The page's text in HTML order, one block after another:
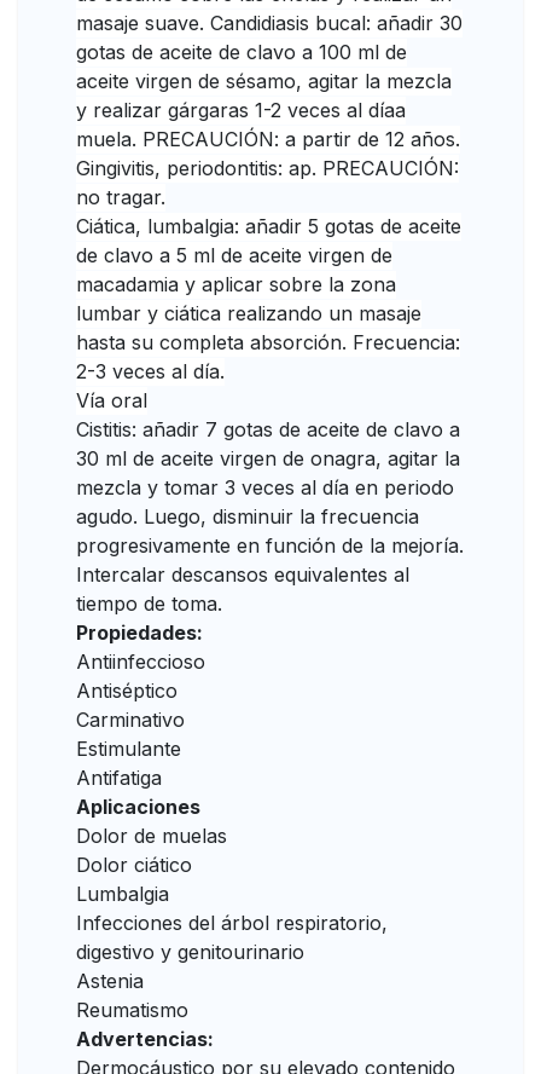
masaje suave. Candidiasis bucal: añadir 30
gotas de aceite de clavo a 100 ml de
aceite virgen de sésamo, agitar la mezcla
y realizar gárgaras 1-2 veces al díaa
muela. PRECAUCIÓN: a partir de 12 años.
Gingivitis, periodontitis: ap. PRECAUCIÓN:
no tragar.
Ciática, lumbalgia: añadir 5 gotas de aceite
de clavo a 5 ml de aceite virgen de
macadamia y aplicar sobre la zona
lumbar y ciática realizando un masaje
hasta su completa absorción. Frecuencia:
2-3 veces al día.
Vía oral
Cistitis: añadir 7 gotas de aceite de clavo a
30 ml de aceite virgen de onagra, agitar la
mezcla y tomar 3 veces al día en periodo
agudo. Luego, disminuir la frecuencia
progresivamente en función de la mejoría.
Intercalar descansos equivalentes al
tiempo de toma.
Propiedades:
Antiinfeccioso
Antiséptico
Carminativo
Estimulante
Antifatiga
Aplicaciones
Dolor de muelas
Dolor ciático
Lumbalgia
Infecciones del árbol respiratorio,
digestivo y genitourinario
Astenia
Reumatismo
Advertencias:
Dermocáustico por su elevado contenido